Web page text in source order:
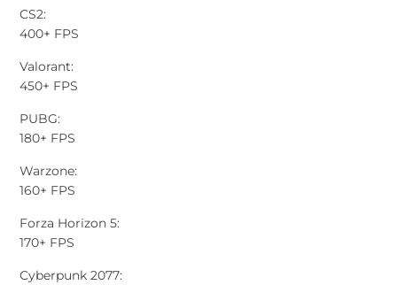
CS2:
400+ FPS
Valorant:
450+ FPS
PUBG:
180+ FPS
Warzone:
160+ FPS
Forza Horizon 5:
170+ FPS
Cyberpunk 2077: